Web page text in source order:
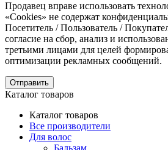
Продавец вправе использовать
«Cookies» не содержат
Посетитель / Пользователь /
согласие на сбор, анализ и
третьими лицами для целей
оптимизации рекламных сообщений.
Отправить
Каталог товаров
Каталог товаров
Все производители
Для волос
Бальзам